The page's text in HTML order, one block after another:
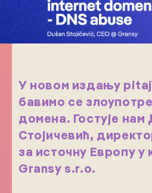
У новом издању
бавимо се
домена. Гостује нам
Стојичевић,
за источну Европу у
Gransy s.r.o.